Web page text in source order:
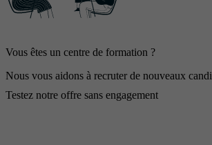
Vous êtes un centre de formation ?
Nous vous aidons à recruter de nouveaux
Testez notre offre sans engagement